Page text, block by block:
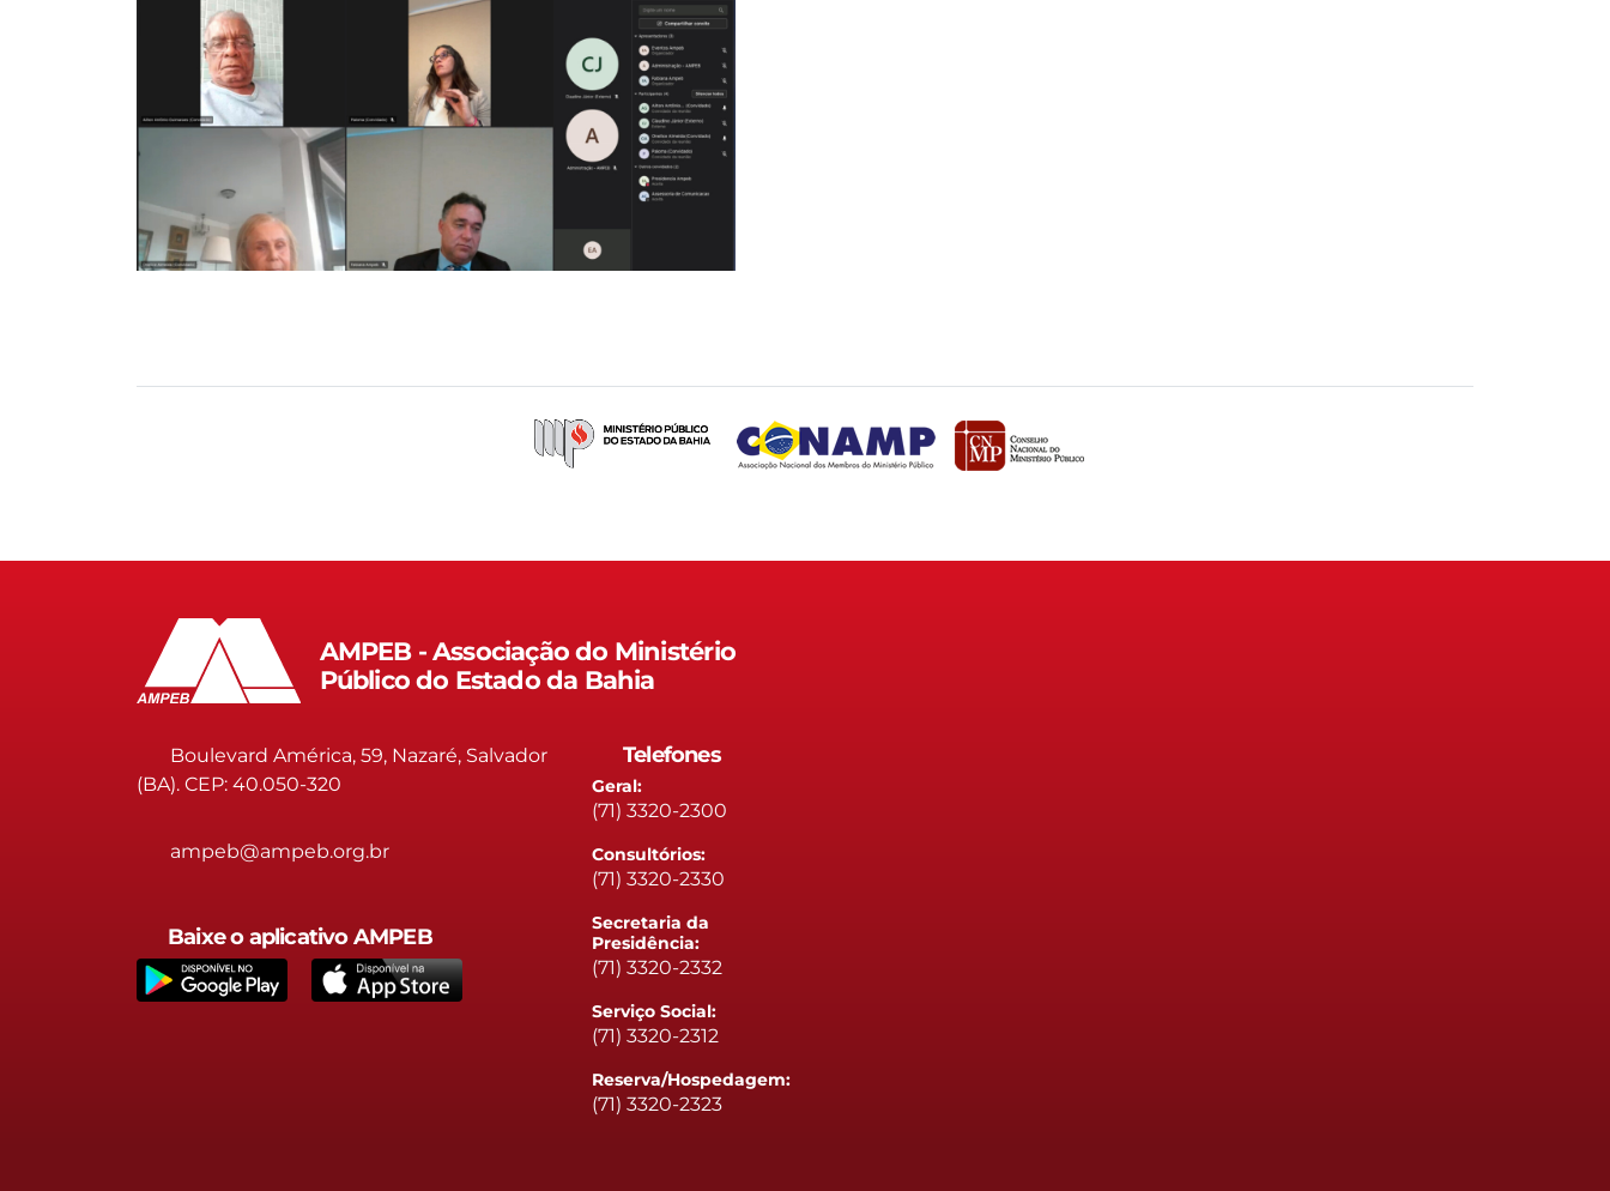
AMPEB - Associação do Ministério
Público do Estado da Bahia
Boulevard América, 59, Nazaré, Salvador
(BA). CEP: 40.050-320
ampeb@ampeb.org.br
Baixe o aplicativo AMPEB
Telefones
Geral:
(71) 3320-2300
Consultórios:
(71) 3320-2330
Secretaria da
Presidência:
(71) 3320-2332
Serviço Social:
(71) 3320-2312
Reserva/Hospedagem:
(71) 3320-2323